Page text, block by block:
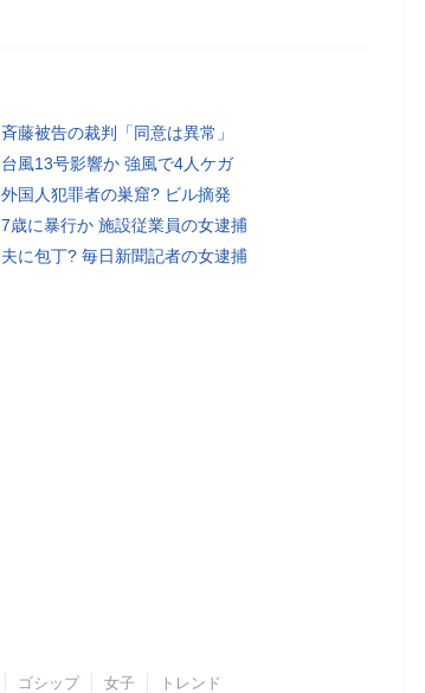
斉藤被告の裁判「同意は異常」
台風13号影響か 強風で4人ケガ
外国人犯罪者の巣窟? ビル摘発
7歳に暴行か 施設従業員の女逮捕
夫に包丁? 毎日新聞記者の女逮捕
ゴシップ 女子 トレンド